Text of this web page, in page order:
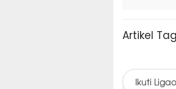
Artikel
Ikuti